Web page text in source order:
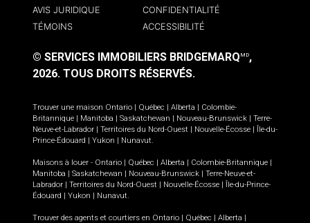
AVIS JURIDIQUE
CONFIDENTIALITÉ
TÉMOINS
ACCESSIBILITÉ
© SERVICES IMMOBILIERS BRIDGEMARQ MD,
2026. TOUS DROITS RÉSERVÉS.
Trouver une maison Ontario | Québec | Alberta | Colombie-
Britannique | Manitoba | Saskatchewan | Nouveau-Brunswick | Terre-
Neuve-et-Labrador | Territoires du Nord-Ouest | Nouvelle-Écosse | Île-du-
Prince-Édouard | Yukon | Nunavut.
Maisons à louer - Ontario | Québec | Alberta | Colombie-Britannique |
Manitoba | Saskatchewan | Nouveau-Brunswick | Terre-Neuve-et-
Labrador | Territoires du Nord-Ouest | Nouvelle-Écosse | Île-du-Prince-
Édouard | Yukon | Nunavut.
Trouver des agents et courtiers en Ontario | Québec | Alberta |